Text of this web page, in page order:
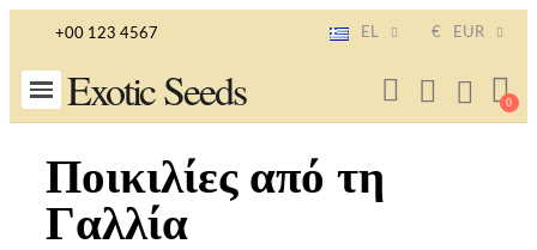
+00 123 4567 EL € EUR
Exotic Seeds
Ποικιλίες από τη
Γαλλία